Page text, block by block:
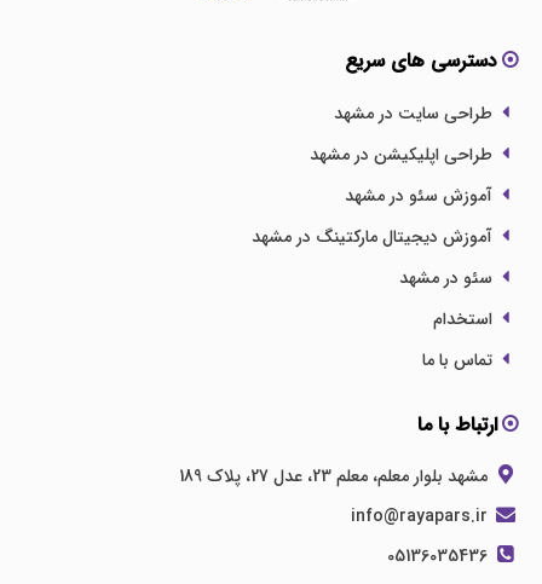
دسترسی های سریع
طراحی سایت در مشهد
طراحی اپلیکیشن در مشهد
آموزش سئو در مشهد
آموزش دیجیتال مارکتینگ در مشهد
سئو در مشهد
استخدام
تماس با ما
ارتباط با ما
مشهد بلوار معلم، معلم 23، عدل 27، پلاک 189
05136035436